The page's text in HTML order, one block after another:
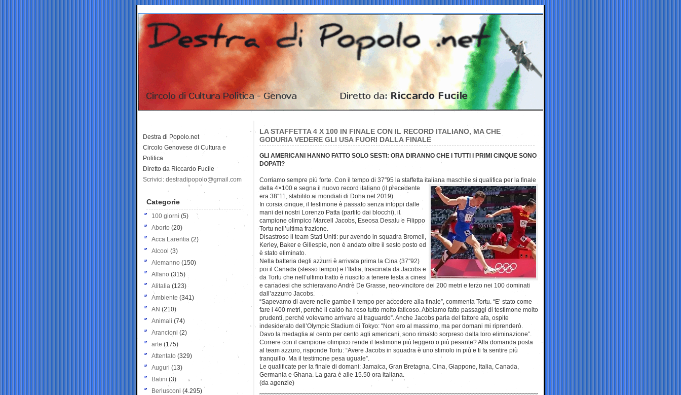
LA STAFFETTA 4 X 100 IN FINALE CON IL RECORD ITALIANO, MA CHE
GODURIA VEDERE GLI USA FUORI DALLA FINALE
GLI AMERICANI HANNO FATTO SOLO SESTI: ORA DIRANNO CHE I TUTTI I PRIMI CINQUE SONO
DOPATI?
Corriamo sempre più forte. Con il tempo di 37″95 la staffetta italiana maschile si qualifica per la finale
della 4×100 e segna il nuovo record italiano (il precedente
era 38″11, stabilito ai mondiali di Doha nel 2019).
In corsia cinque, il testimone è passato senza intoppi dalle
mani dei nostri Lorenzo Patta (partito dai blocchi), il
campione olimpico Marcell Jacobs, Eseosa Desalu e Filippo
Tortu nell’ultima frazione.
Disastroso il team Stati Uniti: pur avendo in squadra Bromell,
Kerley, Baker e Gillespie, non è andato oltre il sesto posto ed
è stato eliminato.
Nella batteria degli azzurri è arrivata prima la Cina (37″92)
poi il Canada (stesso tempo) e l’Italia, trascinata da Jacobs e
da Tortu che nell’ultimo tratto è riuscito a tenere testa a cinesi
e canadesi che schieravano Andrè De Grasse, neo-vincitore dei 200 metri e terzo nei 100 dominati
dall’azzurro Jacobs.
“Sapevamo di avere nelle gambe il tempo per accedere alla finale”, commenta Tortu. “E’ stato come
fare i 400 metri, perché il caldo ha reso tutto molto faticoso. Abbiamo fatto passaggi di testimone molto
prudenti, perché volevamo arrivare al traguardo”. Anche Jacobs parla del fattore afa, ospite
indesiderato dell’Olympic Stadium di Tokyo: “Non ero al massimo, ma per domani mi riprenderò.
Davo la medaglia al cento per cento agli americani, sono rimasto sorpreso dalla loro eliminazione”.
Correre con il campione olimpico rende il testimone più leggero o più pesante? Alla domanda posta
al team azzuro, risponde Tortu: “Avere Jacobs in squadra è uno stimolo in più e ti fa sentire più
tranquillo. Ma il testimone pesa uguale”.
Le qualificate per la finale di domani: Jamaica, Gran Bretagna, Cina, Giappone, Italia, Canada,
Germania e Ghana. La gara è alle 15.50 ora italiana.
(da agenzie)
Destra di Popolo.net
Circolo Genovese di Cultura e
Politica
Diretto da Riccardo Fucile
Scrivici: destradipopolo@gmail.com
Categorie
100 giorni (5)
Aborto (20)
Acca Larentia (2)
Alcool (3)
Alemanno (150)
Alfano (315)
Alitalia (123)
Ambiente (341)
AN (210)
Animali (74)
Arancioni (2)
arte (175)
Attentato (329)
Auguri (13)
Batini (3)
Berlusconi (4.295)